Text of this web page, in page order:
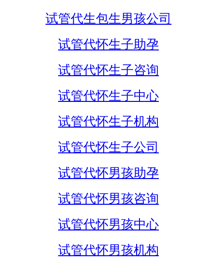
试管代生包生男孩公司
试管代怀生子助孕
试管代怀生子咨询
试管代怀生子中心
试管代怀生子机构
试管代怀生子公司
试管代怀男孩助孕
试管代怀男孩咨询
试管代怀男孩中心
试管代怀男孩机构